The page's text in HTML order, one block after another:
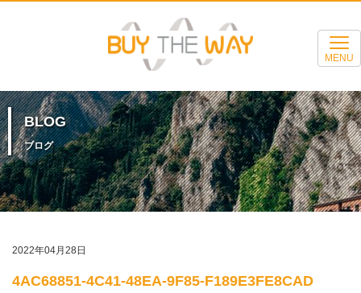
MENU
BLOG
ブログ
2022年04月28日
4AC68851-4C41-48EA-9F85-F189E3FE8CAD